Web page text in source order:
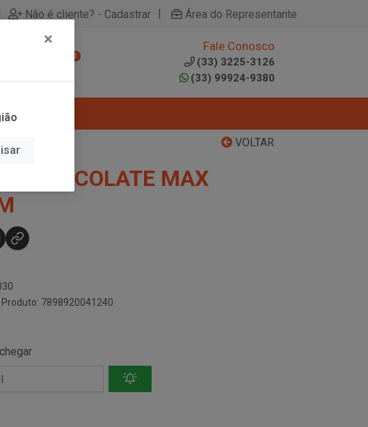
Não é cliente? - Cadastrar | Área do Representante
0
Fale Conosco
(33) 3225-3126
(33) 99924-9380
VOLTAR
CHOCOLATE MAX
7898920041240
×